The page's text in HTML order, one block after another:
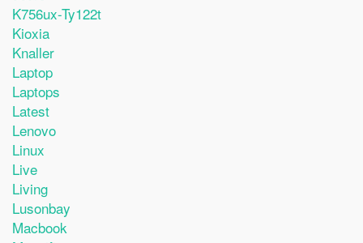
K756ux-Ty122t
Kioxia
Knaller
Laptop
Laptops
Latest
Lenovo
Linux
Live
Living
Lusonbay
Macbook